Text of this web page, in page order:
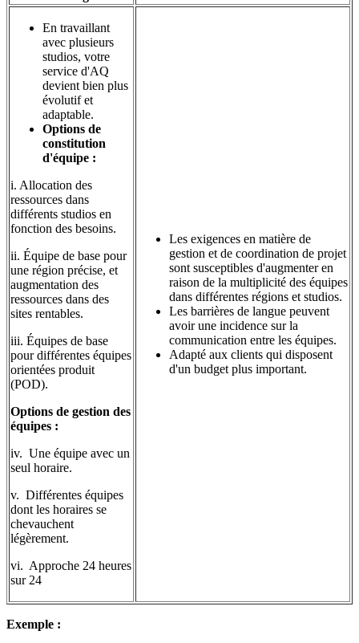
En travaillant
avec plusieurs
studios, votre
service d'AQ
devient bien plus
évolutif et
adaptable.
Options de
constitution
d'équipe :
i. Allocation des
ressources dans
différents studios en
fonction des besoins.
ii. Équipe de base pour
une région précise, et
augmentation des
ressources dans des
sites rentables.
iii. Équipes de base
pour différentes équipes
orientées produit
(POD).
Options de gestion des
équipes :
iv. Une équipe avec un
seul horaire.
v. Différentes équipes
dont les horaires se
chevauchent
légèrement.
vi. Approche 24 heures
sur 24
Les exigences en matière de
gestion et de coordination de projet
sont susceptibles d'augmenter en
raison de la multiplicité des équipes
dans différentes régions et studios.
Les barrières de langue peuvent
avoir une incidence sur la
communication entre les équipes.
Adapté aux clients qui disposent
d'un budget plus important.
Exemple :